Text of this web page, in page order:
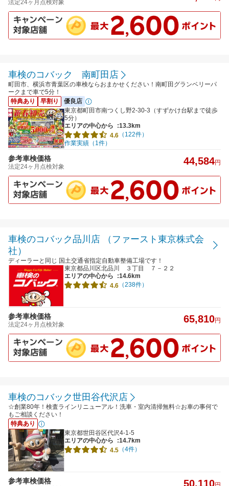
法定24ヶ月点検対象
車検のコバック 南町田店
町田市、横浜市青葉区の車検ならおまかせください！南町田グランベリーパ
ークまで車で5分！
特典あり
早割り
優良店
東京都町田市南つくし野2-30-3（すずかけ台駅まで徒歩
5分）
エリアの中心から
:13.3km
4.6 （122件）
作業実績（1件）
参考車検価格
法定24ヶ月点検対象 44,584円
車検のコバック品川店 （ファースト東京株式会
社）
ディーラーと同じ 国土交通省指定自動車整備工場です！
東京都品川区北品川 ３丁目 ７－２２
エリアの中心から
:14.6km
4.6 （238件）
参考車検価格
法定24ヶ月点検対象 65,810円
車検のコバック世田谷代沢店
☆創業80年！検査ラインリニューアル！洗車・室内清掃無料☆お車の事何で
もご相談ください！
特典あり
東京都世田谷区代沢4-1-5
エリアの中心から
:14.7km
4.5 （4件）
参考車検価格 50,110